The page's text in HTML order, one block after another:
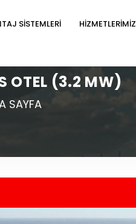
SİSTEMLERİ HİZMETLERİMİZ
OTEL (3.2 MW)
SAYFA